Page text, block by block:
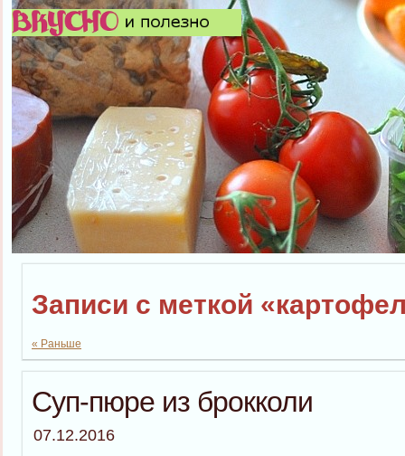
Записи с меткой
« Раньше
Суп-пюре из брокколи
07.12.2016